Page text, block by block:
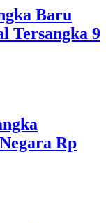
Baru
Tersangka 9
Rp